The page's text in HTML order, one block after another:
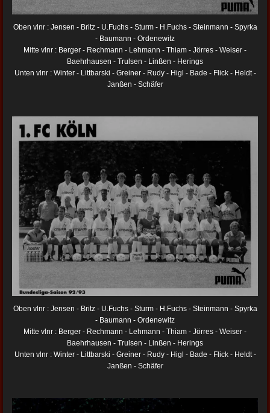
Oben vlnr : Jensen - Britz - U.Fuchs - Sturm - H.Fuchs - Steinmann - Spyrka
- Baumann - Ordenewitz
Mitte vlnr : Berger - Rechmann - Lehmann - Thiam - Jörres - Weiser -
Baehrhausen - Trulsen - Linßen - Herings
Unten vlnr : Winter - Littbarski - Greiner - Rudy - Higl - Bade - Flick - Heldt -
Janßen - Schäfer
Oben vlnr : Jensen - Britz - U.Fuchs - Sturm - H.Fuchs - Steinmann - Spyrka
- Baumann - Ordenewitz
Mitte vlnr : Berger - Rechmann - Lehmann - Thiam - Jörres - Weiser -
Baehrhausen - Trulsen - Linßen - Herings
Unten vlnr : Winter - Littbarski - Greiner - Rudy - Higl - Bade - Flick - Heldt -
Janßen - Schäfer